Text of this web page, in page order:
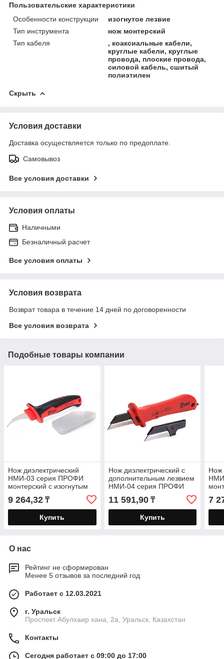
Пользовательские характеристики
Особенности конструкции
изогнутое лезвие
Тип инструмента
нож монтерский
Тип кабеля
, коаксиальные кабели,
круглые кабели, круглые
провода, плоские провода,
силовой кабель, сшитый
полиэтилен
Скрыть
Условия доставки
Доставка осуществляется только по предоплате.
Самовывоз
Все условия доставки
Условия оплаты
Наличными
Безналичный расчет
Все условия оплаты
Условия возврата
Возврат товара в течение 14 дней по договоренности
Все условия возврата
Подобные товары компании
Нож диэлектрический
НМИ-03 серия ПРОФИ
монтерский с изогнутым
лезвием для работ под
напряжением до 1000 В,
9 264,32 ₸
Купить
Нож диэлектрический с
дополнительным лезвием
НМИ-04 серия ПРОФИ
монтерский со складным
чехлом и
дополнительным
11 591,90₸
Купить
Нож
для
7
О нас
Рейтинг не сформирован
Менее 5 отзывов за последний год
Работает с 12.03.2021
г. Уральск
Проспект Абулхаир хана, 2а, Уральск, Казахстан
Контакты
Сегодня работает с 09:00 до 17:00